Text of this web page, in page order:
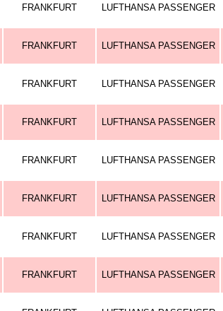
FRANKFURT LUFTHANSA PASSENGER
FRANKFURT LUFTHANSA PASSENGER
FRANKFURT LUFTHANSA PASSENGER
FRANKFURT LUFTHANSA PASSENGER
FRANKFURT LUFTHANSA PASSENGER
FRANKFURT LUFTHANSA PASSENGER
FRANKFURT LUFTHANSA PASSENGER
FRANKFURT LUFTHANSA PASSENGER